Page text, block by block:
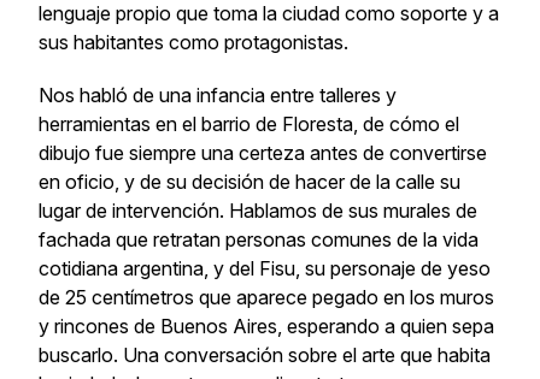
lenguaje propio que toma la ciudad como soporte y a
sus habitantes como protagonistas.
Nos habló de una infancia entre talleres y
herramientas en el barrio de Floresta, de cómo el
dibujo fue siempre una certeza antes de convertirse
en oficio, y de su decisión de hacer de la calle su
lugar de intervención. Hablamos de sus murales de
fachada que retratan personas comunes de la vida
cotidiana argentina, y del Fisu, su personaje de yeso
de 25 centímetros que aparece pegado en los muros
y rincones de Buenos Aires, esperando a quien sepa
buscarlo. Una conversación sobre el arte que habita